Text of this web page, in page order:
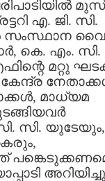
എ. ജി. സി.
സംസ്ഥാന
കെ. എം. സി.
മറ്റു
മാധ്യമ
സി. യുടേയും,